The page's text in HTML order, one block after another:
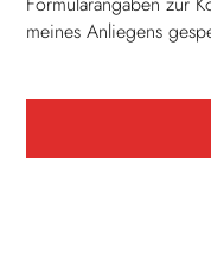
meines Anliegens